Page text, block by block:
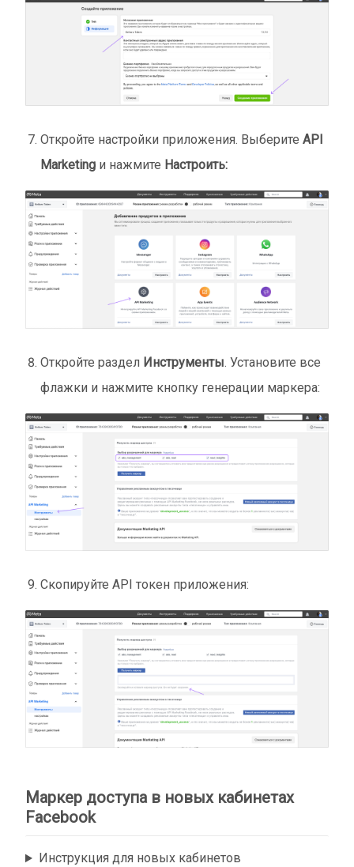
Откройте настройки приложения. ВыберитеAPI
Marketing и нажмите Настроить:
Откройте раздел Инструменты. Установите все
флажки и нажмите кнопку генерации маркера:
Скопируйте API токен приложения:
Маркер доступа в новых кабинетах
Facebook
Инструкция для новых кабинетов